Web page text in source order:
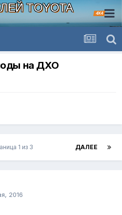
TOYOTA
4X4
на ДХО
ДАЛЕЕ
1 из 3
2016